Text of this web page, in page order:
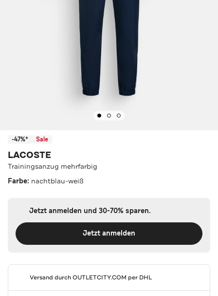
-47%* Sale
LACOSTE
Trainingsanzug mehrfarbig
Farbe: nachtblau-weiß
Jetzt anmelden und 30-70% sparen.
Jetzt anmelden
Versand durchOUTLETCITY.COM per DHL